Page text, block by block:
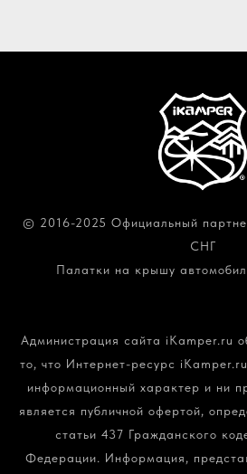
© 2016-2025 Официальный
СНГ
Палатки на крышу
Администрация сайта iKamper.ru
то, что Интернет-ресурс
информационный характер и ни
является публичной офертой,
статьи 437 Гражданского
Федерации. Информация,